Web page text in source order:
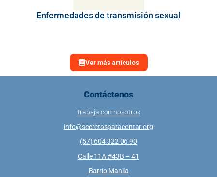
Enfermedades de transmisión sexual
Ver más artículos
Contáctenos
Trabaja con nosotros
info@secretosparacontar.org
(57) 604 322 06 90
Calle 11A #43B – 41
Barrio Manila